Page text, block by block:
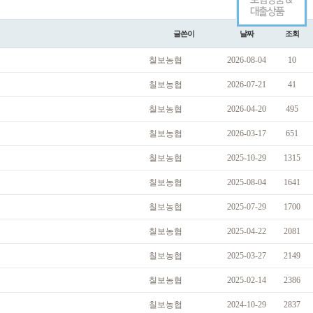
글쓴이 날짜 조회
칠보농협 2026-08-04 10
칠보농협 2026-07-21 41
칠보농협 2026-04-20 495
칠보농협 2026-03-17 651
칠보농협 2025-10-29 1315
칠보농협 2025-08-04 1641
칠보농협 2025-07-29 1700
칠보농협 2025-04-22 2081
칠보농협 2025-03-27 2149
칠보농협 2025-02-14 2386
칠보농협 2024-10-29 2837